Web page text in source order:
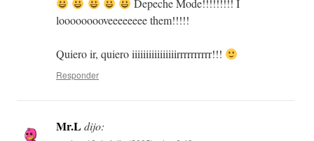
Depeche Mode!!!!!!!!! I
looooooooveeeeeeee them!!!!!
Quiero ir, quiero iiiiiiiiiiiiiiiirrrrrrrrrr!!!
Responder
Mr.Ldijo: